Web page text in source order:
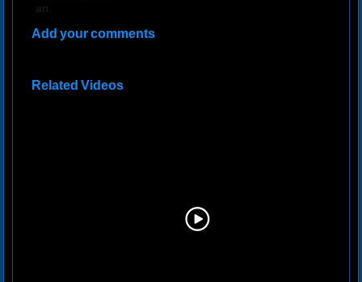
an.
Add your comments
Related Videos